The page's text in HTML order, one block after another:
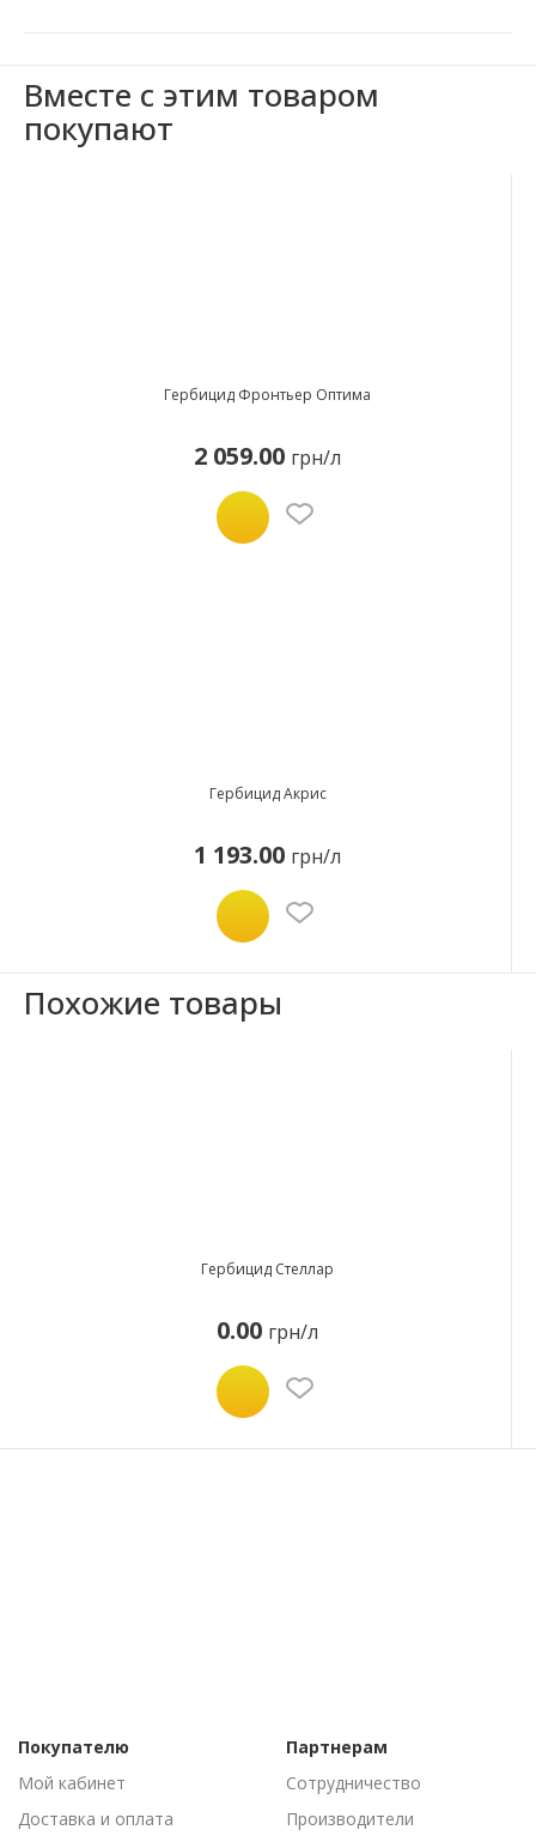
Вместе с этим товаром
покупают
Гербицид Фронтьер Оптима
2 059.00 грн/л
Гербицид Акрис
1 193.00 грн/л
Похожие товары
Гербицид Стеллар
0.00 грн/л
Покупателю
Мой кабинет
Доставка и оплата
Партнерам
Сотрудничество
Производители